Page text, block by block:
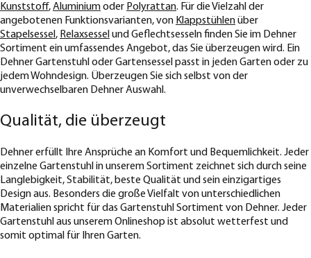
Kunststoff,Aluminiumoder Polyrattan. Für die Vielzahl der
angebotenen Funktionsvarianten, von Klappstühlenüber
Stapelsessel, Relaxsesselund Geflechtsesseln finden Sie im Dehner
Sortiment ein umfassendes Angebot, das Sie überzeugen wird. Ein
Dehner Gartenstuhl oder Gartensessel passt in jeden Garten oder zu
jedem Wohndesign. Überzeugen Sie sich selbst von der
unverwechselbaren Dehner Auswahl.
Qualität, die überzeugt
Dehner erfüllt Ihre Ansprüche an Komfort und Bequemlichkeit. Jeder
einzelne Gartenstuhl in unserem Sortiment zeichnet sich durch seine
Langlebigkeit, Stabilität, beste Qualität und sein einzigartiges
Design aus. Besonders die große Vielfalt von unterschiedlichen
Materialien spricht für das Gartenstuhl Sortiment von Dehner. Jeder
Gartenstuhl aus unserem Onlineshop ist absolut wetterfest und
somit optimal für Ihren Garten.